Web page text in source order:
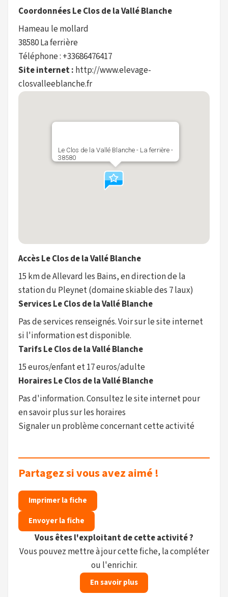
Coordonnées Le Clos de la Vallé Blanche
Hameau le mollard
38580 La ferrière
Téléphone : +33686476417
Site internet : http://www.elevage-
closvalleeblanche.fr
Le Clos de la Vallé Blanche - La ferrière -
38580
Accès Le Clos de la Vallé Blanche
15 km de Allevard les Bains, en direction de la
station du Pleynet (domaine skiable des 7 laux)
Services Le Clos de la Vallé Blanche
Pas de services renseignés. Voir sur le site internet
si l'information est disponible.
Tarifs Le Clos de la Vallé Blanche
15 euros/enfant et 17 euros/adulte
Horaires Le Clos de la Vallé Blanche
Pas d'information. Consultez le site internet pour
en savoir plus sur les horaires
Signaler un problème concernant cette activité
Partagez si vous avez aimé !
Imprimer la fiche
Envoyer la fiche
Vous êtes l'exploitant de cette activité ?
Vous pouvez mettre à jour cette fiche, la compléter
ou l'enrichir.
En savoir plus